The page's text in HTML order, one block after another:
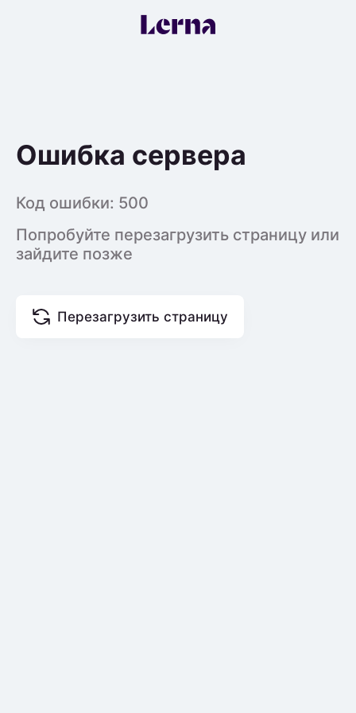
Ошибка сервера
Код ошибки: 500
Попробуйте перезагрузить страницу или
зайдите позже
Перезагрузить страницу